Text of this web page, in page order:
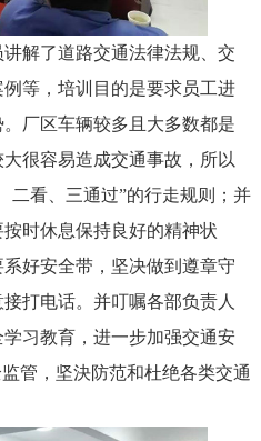
解了道路交通法律法规、交
等，培训目的是要求员工进
厂区车辆较多且大多数都是
很容易造成交通事故，所以
二看、三通过”的行走规则；并
时休息保持良好的精神状
好安全带，坚决做到遵章守
打电话。并叮嘱各部负责人
习教育，进一步加强交通安
管，坚決防范和杜绝各类交通